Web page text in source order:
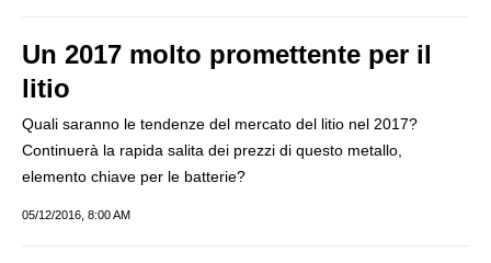
Un 2017 molto promettente per il
litio
Quali saranno le tendenze del mercato del litio nel 2017?
Continuerà la rapida salita dei prezzi di questo metallo,
elemento chiave per le batterie?
05/12/2016, 8:00 AM